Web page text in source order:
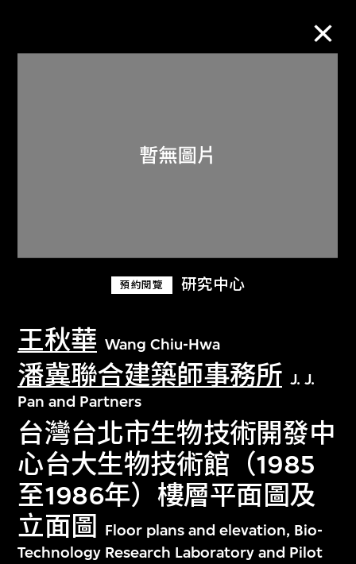
預約閱覽 研究中心
王秋華 Wang Chiu-Hwa
潘冀聯合建築師事務所 J. J.
Pan and Partners
台灣台北市生物技術開發中
心台大生物技術館（1985
至1986年）樓層平面圖及
立面圖
Floor plans and elevation, Bio-
Technology Research Laboratory and Pilot
關於M+藏品
探索世界頂級的二十及二十一世紀視覺
文化藏品。